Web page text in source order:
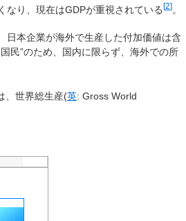
なり、現在はGDPが重視されている [2] 。
日本企業が海外で生産した付加価値は含
民”のため、国内に限らず、海外での所
世界総生産(英: Gross World